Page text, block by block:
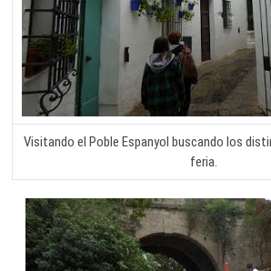
Visitando el Poble Espanyol buscando los
feria.